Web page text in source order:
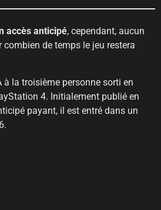
accès anticipé, cependant, aucun
combien de temps le jeu restera
à la troisième personne sorti en
4. Initialement publié en
payant, il est entré dans un